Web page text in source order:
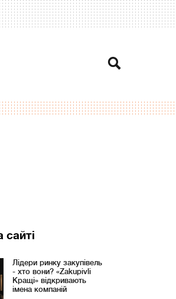
сайті
Лідери ринку закупівель
- хто вони? «Zakupivli
Кращі» відкривають
імена компаній